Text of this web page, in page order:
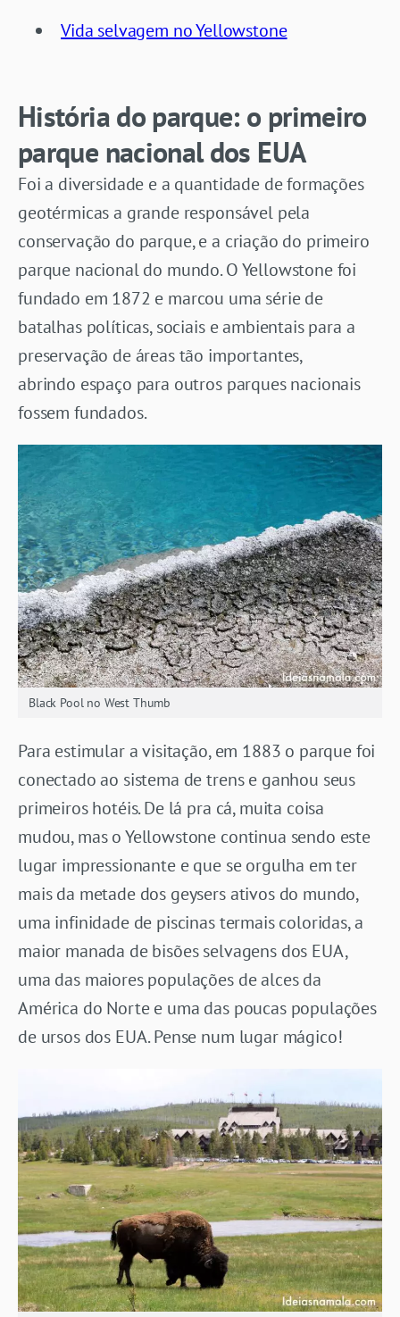
Vida selvagem no Yellowstone
História do parque: o primeiro
parque nacional dos EUA
Foi a diversidade e a quantidade de formações
geotérmicasa grande responsável pela
conservação do parque, e a criação do primeiro
parque nacional do mundo. O Yellowstone foi
fundado em 1872 e marcou uma série de
batalhas políticas, sociais e ambientais para a
preservação de áreas tão importantes,
abrindo espaço para outros parques nacionais
fossem fundados.
Black Pool no West Thumb
Para estimular a visitação, em 1883 o parque foi
conectado ao sistema de trens e ganhou seus
primeiros hotéis. De lá pra cá, muita coisa
mudou, mas o Yellowstone continua sendo este
lugar impressionante e que se orgulha em ter
mais da metade dos geysers ativos do mundo,
uma infinidade de piscinas termais coloridas, a
maior manada de bisões selvagens dos EUA,
uma das maiores populações de alces da
América do Norte e uma das poucas populações
de ursos dos EUA. Pense num lugar mágico!